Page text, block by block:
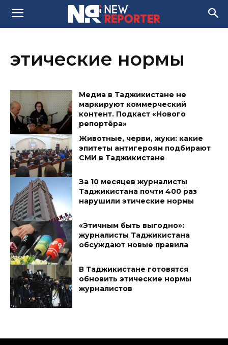
этические нормы
Медиа в Таджикистане не
маркируют коммерческий
контент. Подкаст «Нового
репортёра»
Животные, черви, жуки: какие
эпитеты антигероям подбирают
СМИ в Таджикистане
За 10 месяцев журналисты
Таджикистана почти 400 раз
нарушили этические нормы
«Этичным быть выгодно»:
журналисты Таджикистана
обсуждают новые правила
В Таджикистане готовятся
обновить этические нормы
журналистов